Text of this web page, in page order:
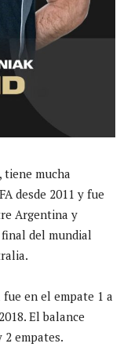
tiene mucha
desde 2011 y fue
Argentina y
final del mundial
en el empate 1 a
El balance
empates.